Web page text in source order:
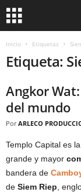
Inicio Etiquetas
Etiqueta:
Angkor
del mundo
Por ARLECO
Templo Capital es
grande y mayor
bandera de
de Siem Riep ,